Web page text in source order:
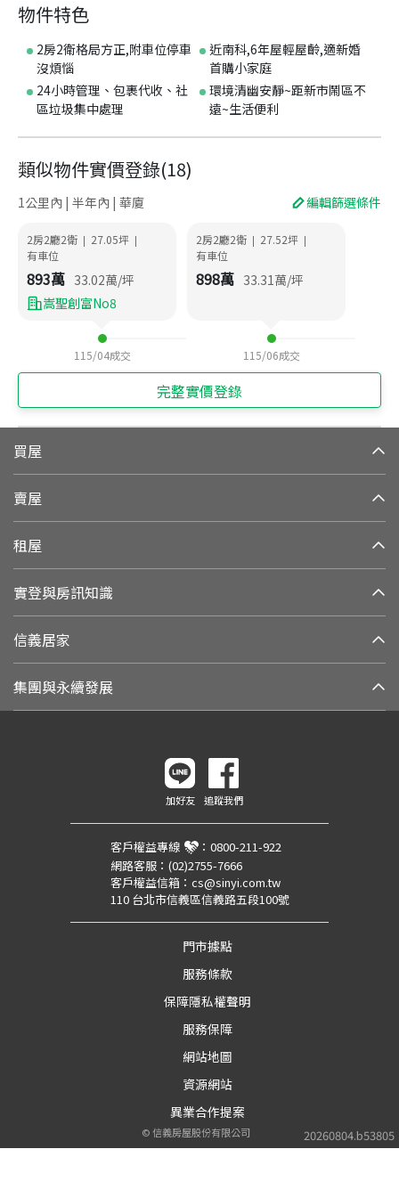
物件特色
2房2衛格局方正,附車位停車
沒煩惱
近南科,6年屋輕屋齡,適新婚
首購小家庭
24小時管理、包裹代收、社
區垃圾集中處理
環境清幽安靜~距新市鬧區不
遠~生活便利
類似物件實價登錄(18)
1公里內 | 半年內 | 華廈 編輯篩選條件
2房2廳2衛 | 27.05坪 |
有車位
893萬 33.02萬/坪
嵩聖創富No8
115/04成交
2房2廳2衛 | 27.52坪 |
有車位
898萬 33.31萬/坪
115/06成交
完整實價登錄
買屋
賣屋
租屋
實登與房訊知識
信義居家
集團與永續發展
20260804.b53805
加好友 追蹤我們
客戶權益專線 ： 0800-211-922
網路客服： (02)2755-7666
客戶權益信箱： cs@sinyi.com.tw
110 台北市信義區信義路五段100號
門市據點
服務條款
保障隱私權聲明
服務保障
網站地圖
資源網站
異業合作提案
©信義房屋股份有限公司